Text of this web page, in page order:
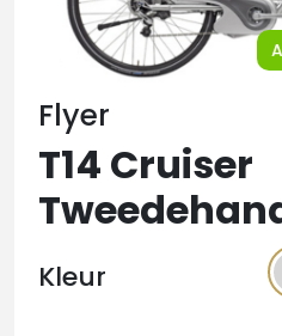
Flyer
T14 Cruiser
Kleur